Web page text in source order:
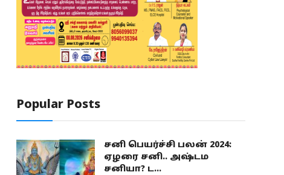
Popular Posts
சனி பெயர்ச்சி பலன் 2024:
ஏழரை சனி.. அஷ்டம
சனியா? ட...